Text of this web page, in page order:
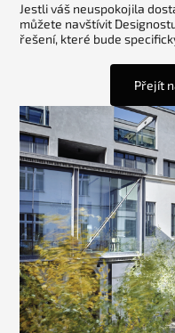
Jestli váš neuspokojila
můžete navštívit
řešení, které bude
Přejít